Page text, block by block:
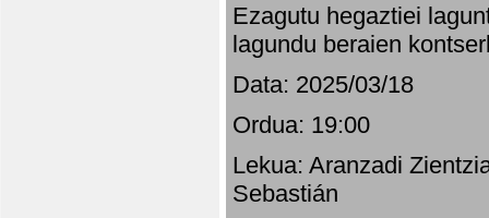
Ezagutu hegaztiei
lagundu beraien
Data: 2025/03/18
Ordua: 19:00
Lekua: Aranzadi
Sebastián